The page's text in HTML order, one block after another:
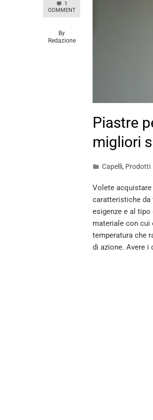
1
COMMENT
By
Redazione
Piastre
migliori
Capelli, Prodotti
Volete
caratteristiche da
esigenze e al
materiale con cui
temperatura che
di azione. Avere i